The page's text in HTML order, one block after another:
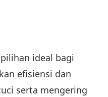
ideal bagi
efisiensi dan
serta mengering